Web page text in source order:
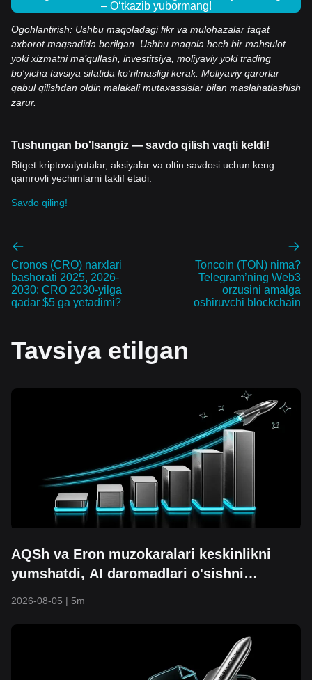
– O‘tkazib yubormang!
Ogohlantirish: Ushbu maqoladagi fikr va mulohazalar faqat
axborot maqsadida berilgan. Ushbu maqola hech bir mahsulot
yoki xizmatni ma’qullash, investitsiya, moliyaviy yoki trading
bo‘yicha tavsiya sifatida ko‘rilmasligi kerak. Moliyaviy qarorlar
qabul qilishdan oldin malakali mutaxassislar bilan maslahatlashish
zarur.
Tushungan bo'lsangiz — savdo qilish vaqti keldi!
Bitget kriptovalyutalar, aksiyalar va oltin savdosi uchun keng
qamrovli yechimlarni taklif etadi.
Savdo qiling!
Cronos (CRO) narxlari
bashorati 2025, 2026-
2030: CRO 2030-yilga
qadar $5 ga yetadimi?
Toncoin (TON) nima?
Telegram’ning Web3
orzusini amalga
oshiruvchi blockchain
Tavsiya etilgan
AQSh va Eron muzokaralari keskinlikni
yumshatdi, AI daromadlari o'sishni
2026-08-05 | 5m